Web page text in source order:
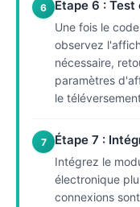
6 Étape 6 :
Une fois le
observez
nécessaire,
paramètres
le
7 Étape 7 :
Intégrez le
électronique
connexions